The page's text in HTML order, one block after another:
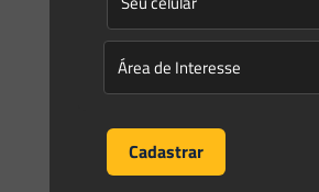
Nos dias 20 e 21 do corrente mês, o Dr.
dos professores do “Workshop sobre
Ambiental“, ocorrido em Natal/RN. O curso